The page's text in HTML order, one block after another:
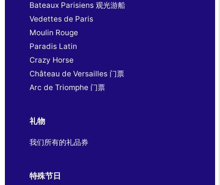
Bateaux Parisiens 观光游船
Vedettes de Paris
Moulin Rouge
Paradis Latin
Crazy Horse
Château de Versailles 门票
Arc de Triomphe 门票
礼物
我们所有的礼品券
特殊节日